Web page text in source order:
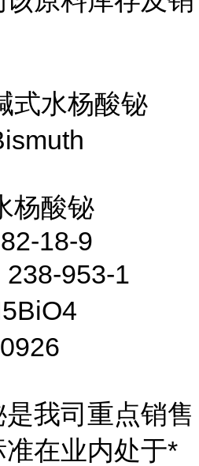
式水杨酸铋
杨酸铋
18-9
953-1
我司重点销售
在业内处于*